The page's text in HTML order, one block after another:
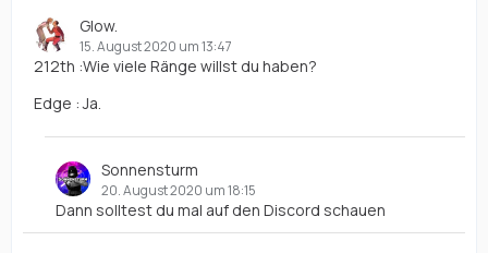
Glow.
15. August 2020 um 13:47
212th :Wie viele Ränge willst du haben?
Edge : Ja.
Sonnensturm
20. August 2020 um 18:15
Dann solltest du mal auf den Discord schauen